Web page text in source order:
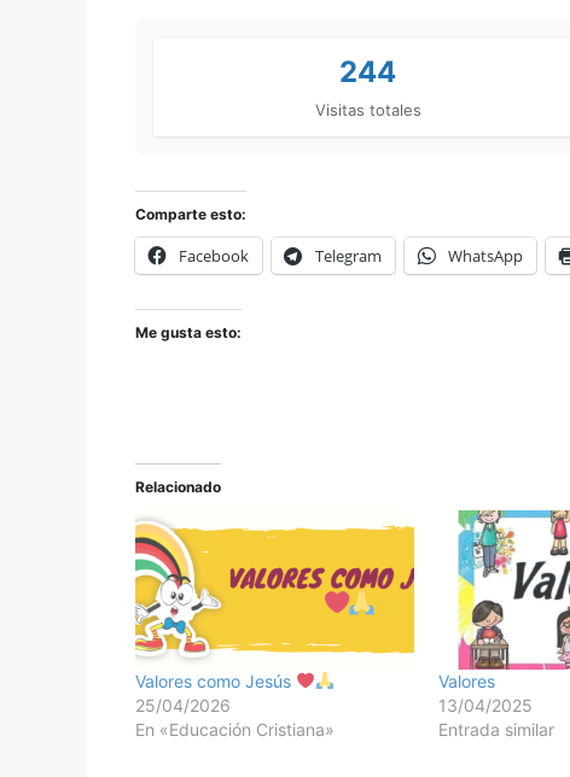
244
Visitas totales
Comparte esto:
Facebook Telegram WhatsApp
Me gusta esto:
Relacionado
Valores como Jesús
25/04/2026
En «Educación Cristiana»
Valores
13/04/2025
Entrada similar